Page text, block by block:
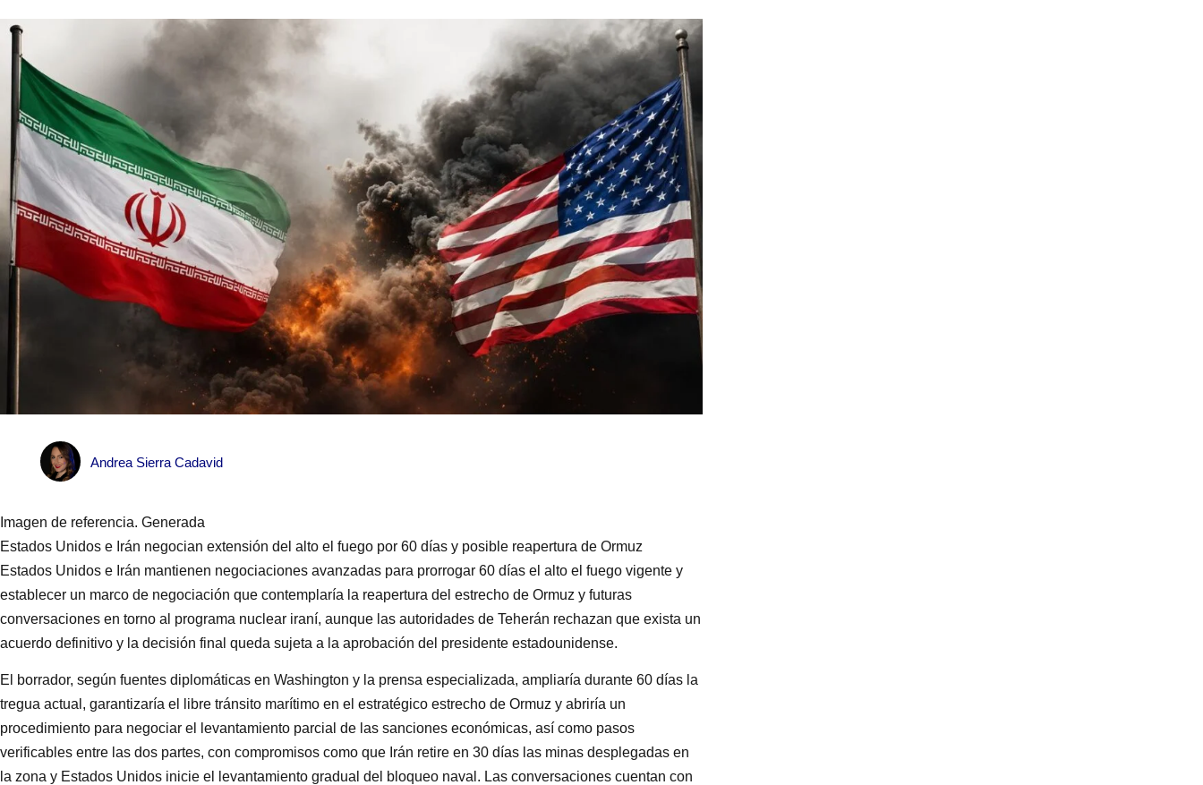
Andrea Sierra Cadavid
Imagen de referencia. Generada
Estados Unidos e Irán negocian extensión del alto el fuego por 60 días y posible reapertura de Ormuz
Estados Unidos e Irán mantienen negociaciones avanzadas para prorrogar 60 días el alto el fuego vigente y
establecer un marco de negociación que contemplaría la reapertura del estrecho de Ormuz y futuras
conversaciones en torno al programa nuclear iraní, aunque las autoridades de Teherán rechazan que exista un
acuerdo definitivo y la decisión final queda sujeta a la aprobación del presidente estadounidense.
El borrador, según fuentes diplomáticas en Washington y la prensa especializada, ampliaría durante 60 días la
tregua actual, garantizaría el libre tránsito marítimo en el estratégico estrecho de Ormuz y abriría un
procedimiento para negociar el levantamiento parcial de las sanciones económicas, así como pasos
verificables entre las dos partes, con compromisos como que Irán retire en 30 días las minas desplegadas en
la zona y Estados Unidos inicie el levantamiento gradual del bloqueo naval. Las conversaciones cuentan con